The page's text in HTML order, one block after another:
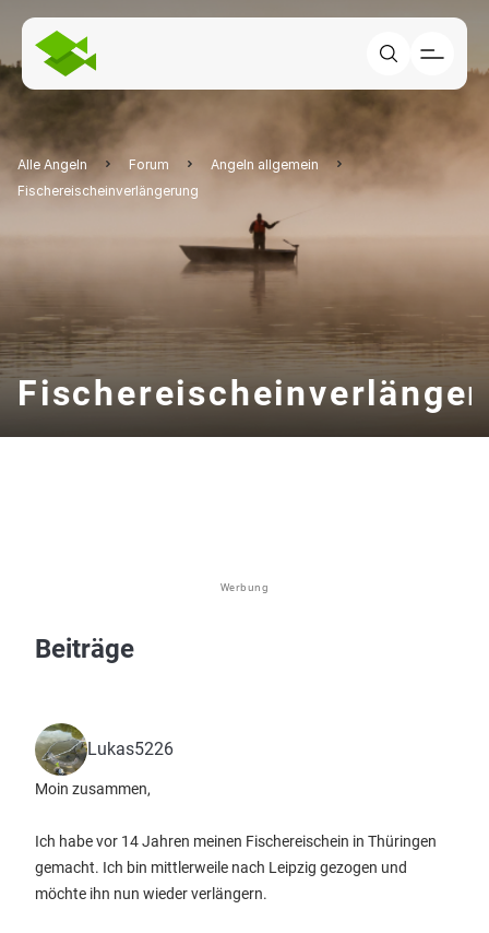
Alle Angeln Forum
Angeln allgemein
Fischereischeinverlängerung
Werbung
Beiträge
Lukas5226
Moin zusammen,
Ich habe vor 14 Jahren meinen Fischereischein in Thüringen
gemacht. Ich bin mittlerweile nach Leipzig gezogen und
möchte ihn nun wieder verlängern.